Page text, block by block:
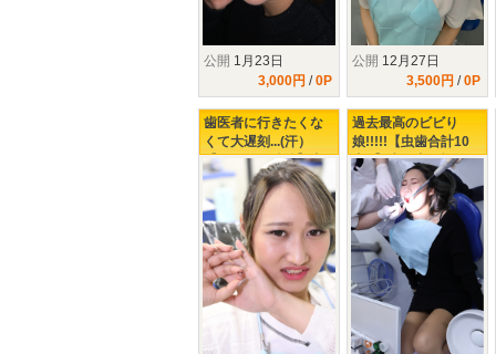
公開 1月23日
3,000円 /0P
公開 12月27日
3,500円 /0P
歯医者に行きたくな
くて大遅刻...(汗）
【シリーズ続編】虫
歯本数10本のビビり
ギャルを襲う激痛治
療の数々!!!!!
過去最高のビビり
娘!!!!!【虫歯合計10
本!!】歯医者が怖すぎ
て、口腔内を放置し
過ぎた21歳ギャルの
末路......